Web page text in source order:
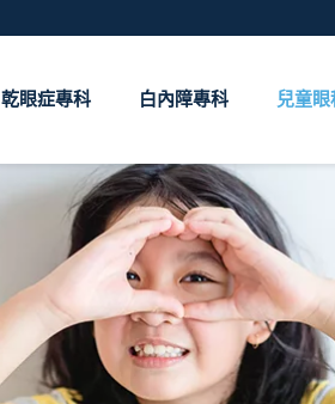
乾眼症專科 白內障專科 兒童眼